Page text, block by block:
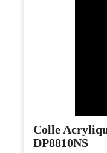
Colle
DP8810NS